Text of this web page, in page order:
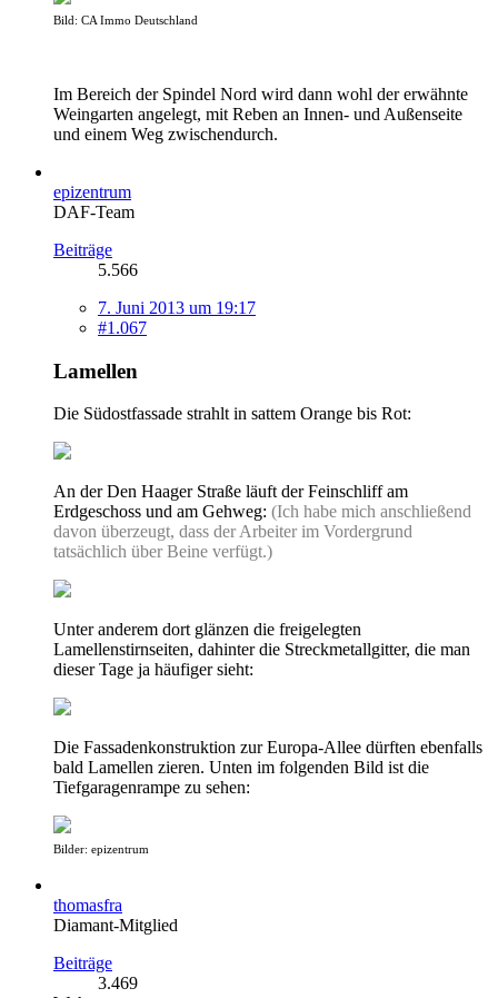
Bild: CA Immo Deutschland
Im Bereich der Spindel Nord wird dann wohl der erwähnte
Weingarten angelegt, mit Reben an Innen- und Außenseite
und einem Weg zwischendurch.
epizentrum
DAF-Team
Beiträge
5.566
7. Juni 2013 um 19:17
#1.067
Lamellen
Die Südostfassade strahlt in sattem Orange bis Rot:
An der Den Haager Straße läuft der Feinschliff am
Erdgeschoss und am Gehweg: (Ich habe mich anschließend
davon überzeugt, dass der Arbeiter im Vordergrund
tatsächlich über Beine verfügt.)
Unter anderem dort glänzen die freigelegten
Lamellenstirnseiten, dahinter die Streckmetallgitter, die man
dieser Tage ja häufiger sieht:
Die Fassadenkonstruktion zur Europa-Allee dürften ebenfalls
bald Lamellen zieren. Unten im folgenden Bild ist die
Tiefgaragenrampe zu sehen:
Bilder: epizentrum
thomasfra
Diamant-Mitglied
Beiträge
3.469